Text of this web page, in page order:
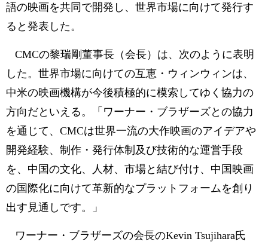
語の映画を共同で開発し、世界市場に向けて発行す
ると発表した。
CMCの黎瑞剛董事長（会長）は、次のように表明
した。世界市場に向けての互恵・ウィンウィンは、
中米の映画機構が今後積極的に模索してゆく協力の
方向だといえる。「ワーナー・ブラザーズとの協力
を通じて、CMCは世界一流の大作映画のアイデアや
開発経験、制作・発行体制及び技術的な運営手段
を、中国の文化、人材、市場と結び付け、中国映画
の国際化に向けて革新的なプラットフォームを創り
出す見通しです。」
ワーナー・ブラザーズの会長のKevin Tsujihara氏